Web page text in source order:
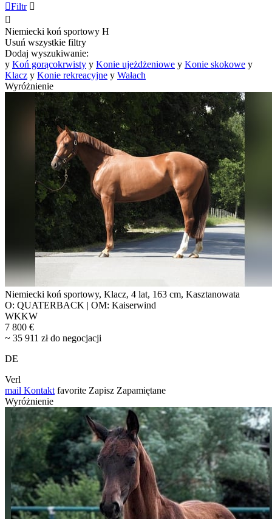
Filtr 

Niemiecki koń sportowy H
Usuń wszystkie filtry
Dodaj wyszukiwanie:
y Koń gorącokrwisty y Konie ujeżdżeniowe y Konie skokowe y
Klacz y Konie rekreacyjne y Wałach
Wyróżnienie
Niemiecki koń sportowy, Klacz, 4 lat, 163 cm, Kasztanowata
O: QUATERBACK | OM: Kaiserwind
WKKW
7 800 €
~ 35 911 zł do negocjacji
DE
Verl
mail Kontakt favorite Zapisz Zapamiętane
Wyróżnienie